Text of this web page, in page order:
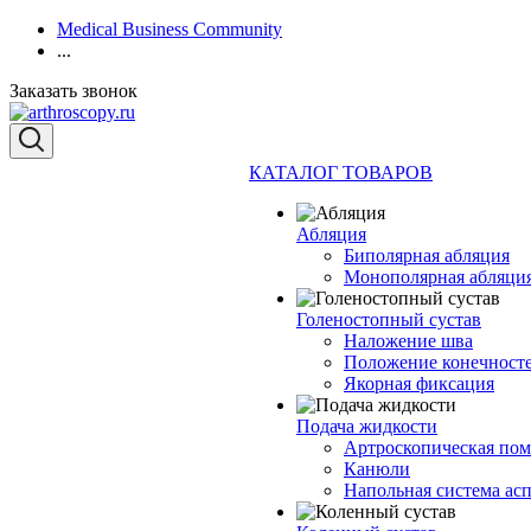
Medical Business Community
...
Заказать звонок
КАТАЛОГ ТОВАРОВ
Абляция
Биполярная абляция
Монополярная
Голеностопный сустав
Наложение шва
Положение
Якорная фиксация
Подача жидкости
Артроскопическая
Канюли
Напольная система